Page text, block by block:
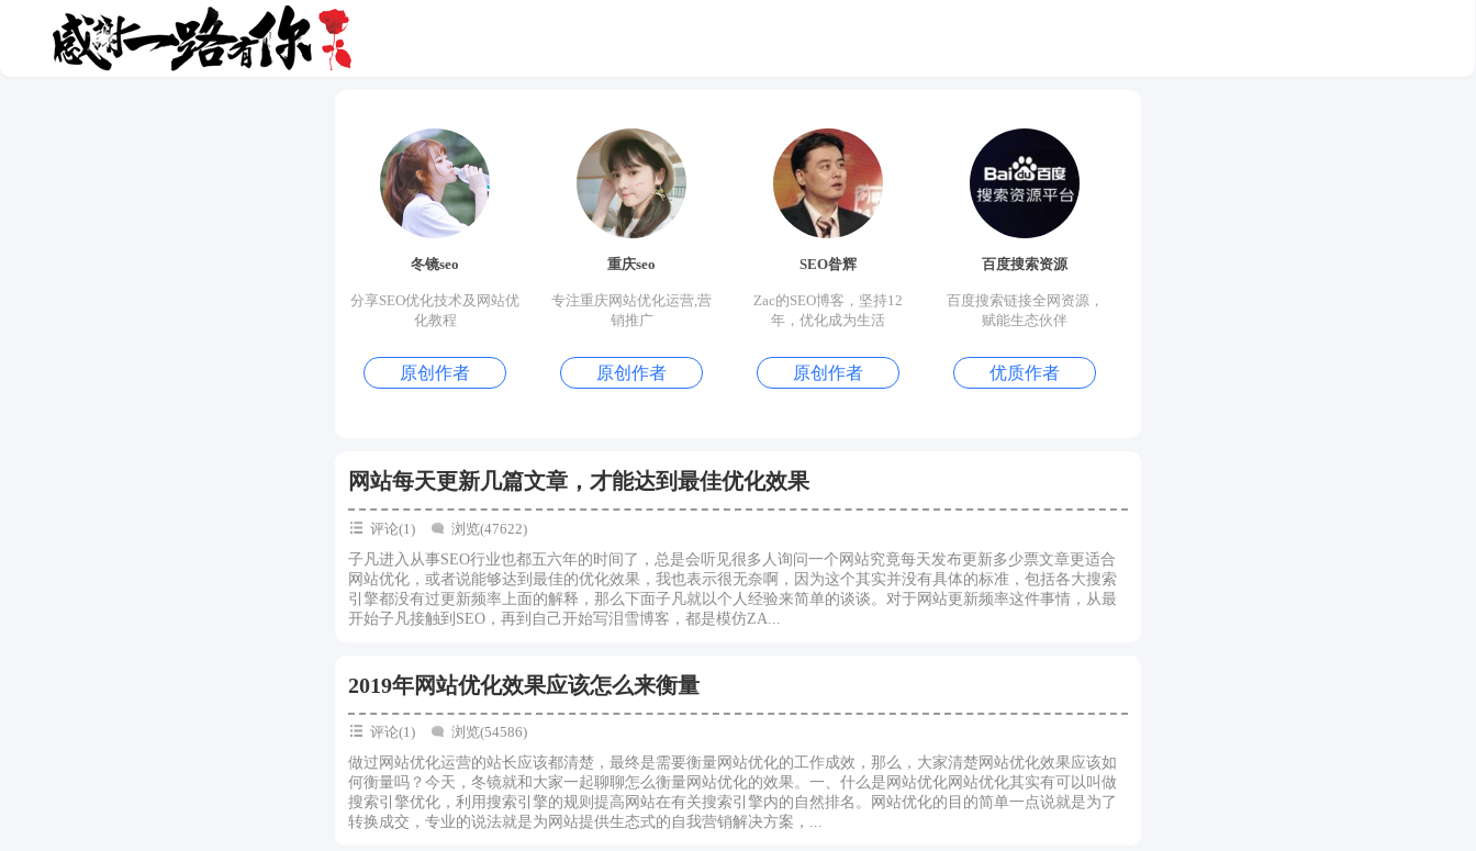
冬镜seo
分享SEO优化技术及网站优
化教程
原创作者
重庆seo
专注重庆网站优化运营,营
销推广
原创作者
SEO昝辉
Zac的SEO博客，坚持12
年，优化成为生活
原创作者
百度搜索资源
百度搜索链接全网资源，
赋能生态伙伴
优质作者
网站每天更新几篇文章，才能达到最佳优化效果
评论(1)
浏览(47622)
子凡进入从事SEO行业也都五六年的时间了，总是会听见很多人询问一个网站究竟每天发布更新多少票文章更适合
网站优化，或者说能够达到最佳的优化效果，我也表示很无奈啊，因为这个其实并没有具体的标准，包括各大搜索
引擎都没有过更新频率上面的解释，那么下面子凡就以个人经验来简单的谈谈。对于网站更新频率这件事情，从最
开始子凡接触到SEO，再到自己开始写泪雪博客，都是模仿ZA...
2019年网站优化效果应该怎么来衡量
评论(1)
浏览(54586)
做过网站优化运营的站长应该都清楚，最终是需要衡量网站优化的工作成效，那么，大家清楚网站优化效果应该如
何衡量吗？今天，冬镜就和大家一起聊聊怎么衡量网站优化的效果。一、什么是网站优化网站优化其实有可以叫做
搜索引擎优化，利用搜索引擎的规则提高网站在有关搜索引擎内的自然排名。网站优化的目的简单一点说就是为了
转换成交，专业的说法就是为网站提供生态式的自我营销解决方案，...